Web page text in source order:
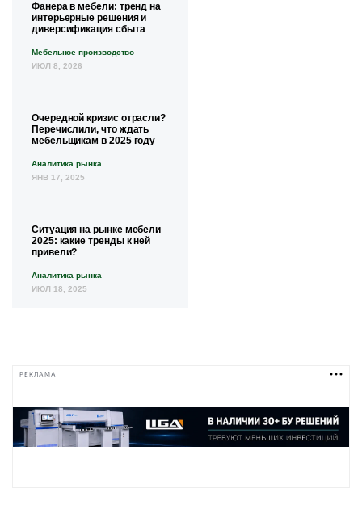
Фанера в мебели: тренд на
интерьерные решения и
диверсификация сбыта
Мебельное производство
ИЮЛ 8, 2026
Очередной кризис отрасли?
Перечислили, что ждать
мебельщикам в 2025 году
Аналитика рынка
ЯНВ 17, 2025
Ситуация на рынке мебели
2025: какие тренды к ней
привели?
Аналитика рынка
ИЮЛ 18, 2025
РЕКЛАМА